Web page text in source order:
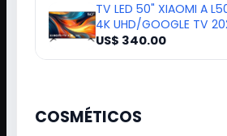
TV LED 50" XIAOMI A
4K UHD/GOOGLE TV
US$ 340.00
COSMÉTICOS